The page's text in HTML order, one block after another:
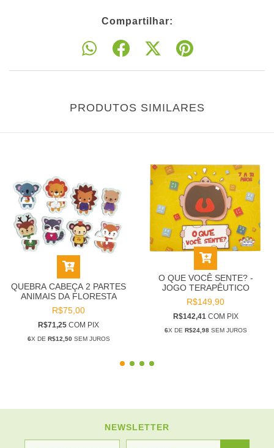
Compartilhar:
PRODUTOS SIMILARES
QUEBRA CABEÇA 2 PARTES
ANIMAIS DA FLORESTA
R$75,00
R$71,25 COM PIX
6X DE R$12,50SEM JUROS
O QUE VOCÊ SENTE? -
JOGO TERAPÊUTICO
R$149,90
R$142,41 COM PIX
6X DE R$24,98SEM JUROS
NEWSLETTER